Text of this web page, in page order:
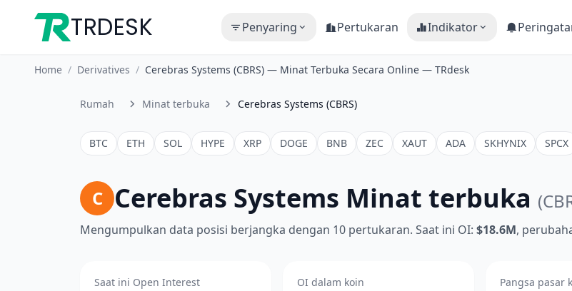
TRDESK Penyaring Pertukaran Indikator
Home / Derivatives / Cerebras Systems (CBRS) — Minat Terbuka Secara Online — TRdesk
Rumah Minat terbuka Cerebras Systems (CBRS)
BTC ETH SOL HYPE XRP DOGE BNB ZEC XAUT ADA SKHYNIX SPCX
C Cerebras Systems Minat terbuka
Mengumpulkan data posisi berjangka dengan 10 pertukaran. Saat ini OI: $18.6M,
Saat ini Open Interest OI dalam koin Pangsa pasar